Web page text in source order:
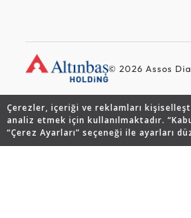
Çerezler, içeriği ve reklamları
analiz etmek için kullanılmaktadır.
“Çerez Ayarları” seçeneği ile ayarları
© 2026 Assos